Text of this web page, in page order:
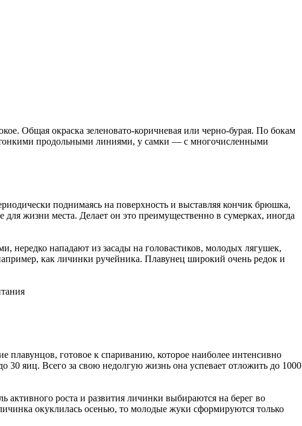
Общая окраска зеленовато-коричневая или черно-бурая. По бокам
продольными линиями, у самки — с многочисленными
поднимаясь на поверхность и выставляя кончик брюшка,
жизни места. Делает он это преимущественно в сумерках, иногда
нападают из засады на головастиков, молодых лягушек,
как личинки ручейника. Плавунец широкий очень редок и
плавунцов, готовое к спариванию, которое наиболее интенсивно
30 яиц. Всего за свою недолгую жизнь она успевает отложить до 1000
активного роста и развития личинки выбираются на берег во
окуклилась осенью, то молодые жуки сформируются только